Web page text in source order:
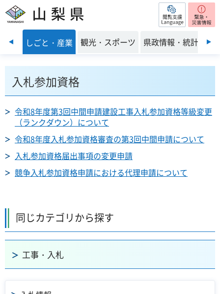
山梨県 閲覧支援
前のスライドを表示
境 しごと・産業 観光・スポーツ 県政情報・統計
入札参加資格
令和8年度第3回中間申請建設工事入札参加資格等級変更
（ランクダウン）について
令和8年度入札参加資格審査の第3回中間申請について
入札参加資格届出事項の変更申請
競争入札参加資格申請における代理申請について
同じカテゴリから探す
工事・入札